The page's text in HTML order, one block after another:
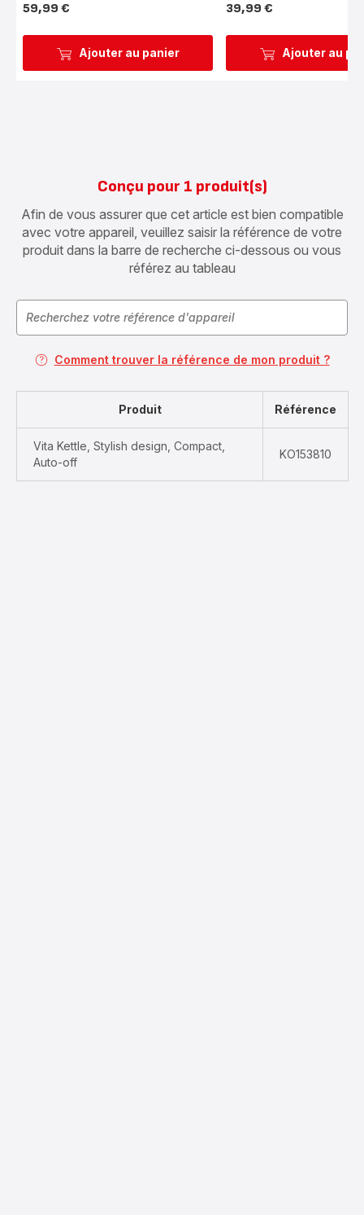
Ajouter au panier
Prix
59,99 €
Ajouter au
Prix
39,99 €
Conçu pour 1 produit(s)
Afin de vous assurer que cet article est bien compatible
avec votre appareil, veuillez saisir la référence de votre
produit dans la barre de recherche ci-dessous ou vous
référez au tableau
Comment trouver la référence de mon produit ?
Produit Référence
Vita Kettle, Stylish design, Compact,
Auto-off
KO153810